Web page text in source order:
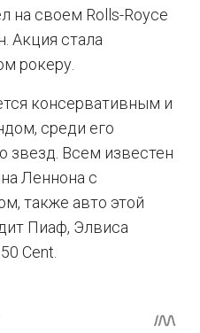
на своем Rolls-Royce
Акция стала
рокеру.
консервативным и
среди его
звезд. Всем известен
Леннона с
также авто этой
Пиаф, Элвиса
Cent.